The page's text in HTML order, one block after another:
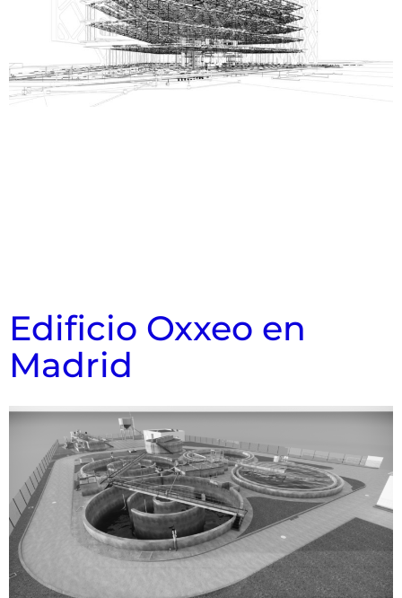
Edificio Oxxeo en
Madrid